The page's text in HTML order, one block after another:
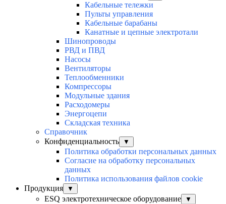
Кабельные тележки
Пульты управления
Кабельные барабаны
Канатные и цепные электротали
Шинопроводы
РВД и ПВД
Насосы
Вентиляторы
Теплообменники
Компрессоры
Модульные здания
Расходомеры
Энергоцепи
Складская техника
Справочник
Конфиденциальность
▼
Политика обработки персональных данных
Согласие на обработку персональных
данных
Политика использования файлов cookie
Продукция
▼
ESQ электротехническое оборудование ▼